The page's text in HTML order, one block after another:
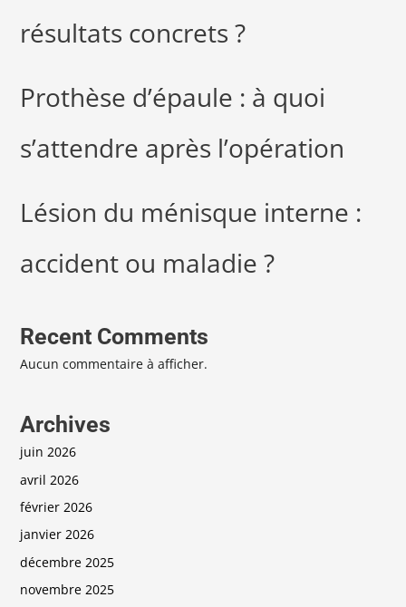
résultats concrets ?
Prothèse d’épaule : à quoi
s’attendre après l’opération
Lésion du ménisque interne :
accident ou maladie ?
Recent Comments
Aucun commentaire à afficher.
Archives
juin 2026
avril 2026
février 2026
janvier 2026
décembre 2025
novembre 2025